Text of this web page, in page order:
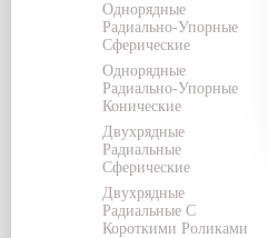
Однорядные
Радиально-Упорные
Сферические
Однорядные
Радиально-Упорные
Конические
Двухрядные
Радиальные
Сферические
Двухрядные
Радиальные С
Короткими Роликами